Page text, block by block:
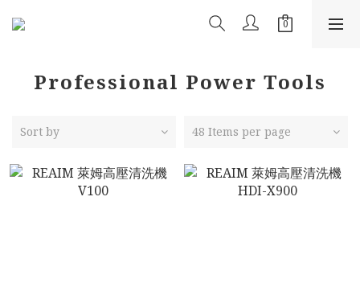
Professional Power Tools
Sort by 48 Items per page